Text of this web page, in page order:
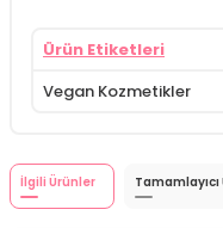
Ürün Etiketleri
Vegan Kozmetikler
İlgili Ürünler